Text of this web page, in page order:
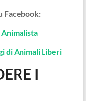
Facebook:
Animalista
di Animali Liberi
I